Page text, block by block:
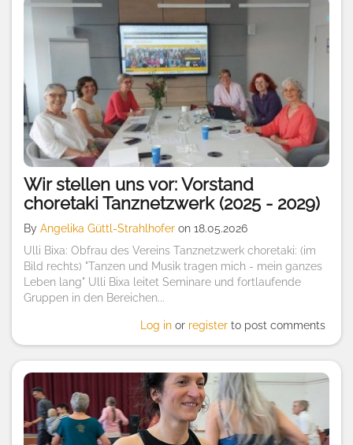
Wir stellen uns vor: Vorstand
choretaki Tanznetzwerk (2025 - 2029)
By Angelika Güttl-Strahlhofer on 18.05.2026
Ulli Bixa: Obfrau des Vereins Tanznetzwerk choretaki: (im
Bild rechts) "Tanzen und Musik tragen mich - mein ganzes
Leben lang" Ulli Bixa leitet Seminare und fortlaufende
Gruppen in den Bereichen...
Log in or register to post comments